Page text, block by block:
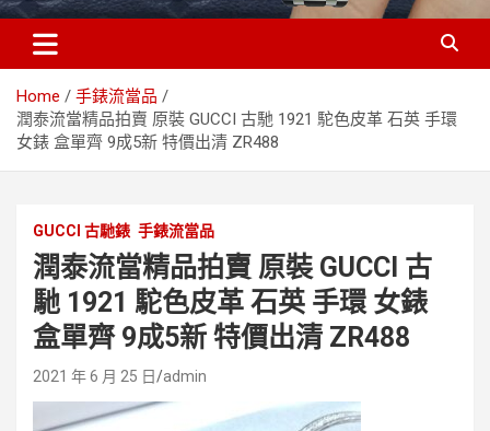
Home
手錶流當品
潤泰流當精品拍賣 原裝 GUCCI 古馳 1921 駝色皮革 石英 手環
女錶 盒單齊 9成5新 特價出清 ZR488
GUCCI 古馳錶 手錶流當品
潤泰流當精品拍賣 原裝 GUCCI 古
馳 1921 駝色皮革 石英 手環 女錶
盒單齊 9成5新 特價出清 ZR488
2021 年 6 月 25 日 admin